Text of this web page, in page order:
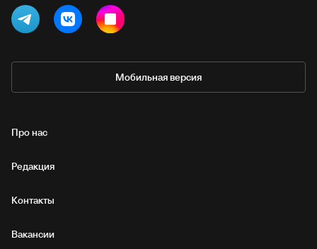
Мобильная версия
Про нас
Редакция
Контакты
Вакансии